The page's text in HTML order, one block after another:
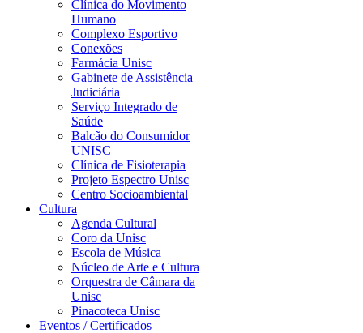
Clínica do Movimento
Humano
Complexo Esportivo
Conexões
Farmácia Unisc
Gabinete de Assistência
Judiciária
Serviço Integrado de
Saúde
Balcão do Consumidor
UNISC
Clínica de Fisioterapia
Projeto Espectro Unisc
Centro Socioambiental
Cultura
Agenda Cultural
Coro da Unisc
Escola de Música
Núcleo de Arte e Cultura
Orquestra de Câmara da
Unisc
Pinacoteca Unisc
Eventos / Certificados